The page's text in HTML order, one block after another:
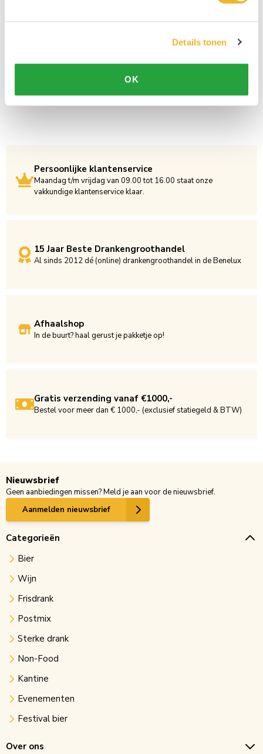
Details tonen
OK
Persoonlijke klantenservice
Maandag t/m vrijdag van 09.00 tot 16.00 staat onze
vakkundige klantenservice klaar.
15 Jaar Beste Drankengroothandel
Al sinds 2012 dé (online) drankengroothandel in de Benelux
Afhaalshop
In de buurt? haal gerust je pakketje op!
Gratis verzending vanaf €1000,-
Bestel voor meer dan € 1000,- (exclusief statiegeld & BTW)
Nieuwsbrief
Geen aanbiedingen missen? Meld je aan voor de nieuwsbrief.
Aanmelden nieuwsbrief
Categorieën
Bier
Wijn
Frisdrank
Postmix
Sterke drank
Non-Food
Kantine
Evenementen
Festival bier
Over ons